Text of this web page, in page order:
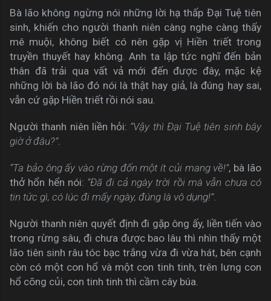
Bà lão không ngừng nói những lời hạ thấp Đại Tuệ tiên
sinh, khiến cho người thanh niên càng nghe càng thấy
mê muội, không biết có nên gặp vị Hiền triết trong
truyền thuyết hay không. Anh ta lập tức nghĩ đến bản
thân đã trải qua vất vả mới đến được đây, mặc kệ
những lời bà lão đó nói là thật hay giả, là đúng hay sai,
vẫn cứ gặp Hiền triết rồi nói sau.
Người thanh niên liền hỏi: “Vậy thì Đại Tuệ tiên sinh bây
giờ ở đâu?”.
“Ta bảo ông ấy vào rừng đốn một ít củi mang về!”, bà lão
thở hổn hển nói: “Đã đi cả ngày trời rồi mà vẫn chưa có
tin tức gì, có lúc đi mấy ngày, đúng là vô dụng!”.
Người thanh niên quyết định đi gặp ông ấy, liền tiến vào
trong rừng sâu, đi chưa được bao lâu thì nhìn thấy một
lão tiên sinh râu tóc bạc trắng vừa đi vừa hát, bên cạnh
còn có một con hổ và một con tinh tinh, trên lưng con
hổ cõng củi, con tinh tinh thì cầm cây búa.